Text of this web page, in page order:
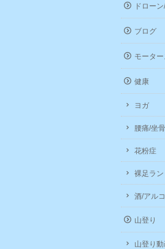
ドロー
ブログ
モータ
健康
ヨガ
腰痛/坐
花粉症
裸足ラン
酒/アル
山登り
山登り